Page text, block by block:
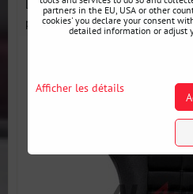
Le siège de course Sabelt GT-3
position...
partners in the EU, USA or other
cookies' you declare your consent
detailed information or adjust
Afficher les détails